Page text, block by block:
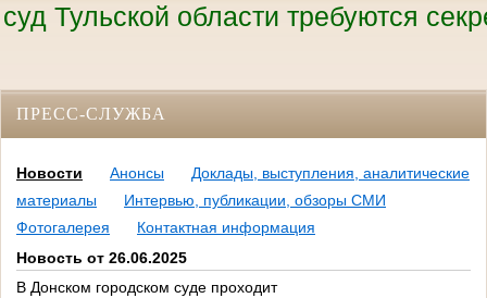
области требуются
ПРЕСС-СЛУЖБА
Новости Анонсы
Доклады, выступления, аналитические
материалы
Интервью, публикации, обзоры СМИ
Фотогалерея
Контактная информация
Новость от 26.06.2025
В Донском городском суде проходит